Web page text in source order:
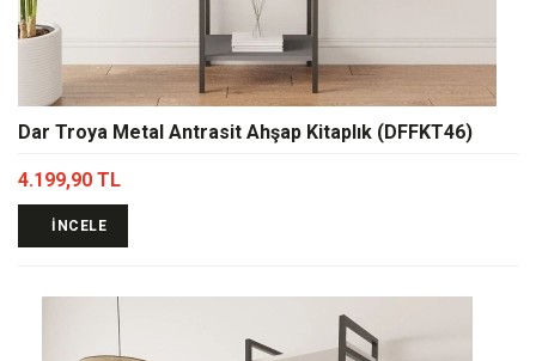
Dar Troya Metal Antrasit Ahşap Kitaplık (DFFKT46)
4.199,90 TL
İNCELE